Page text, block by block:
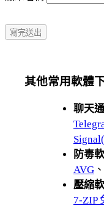
其他常用軟體
聊天
防毒
AVG 、
壓縮
7-ZIP